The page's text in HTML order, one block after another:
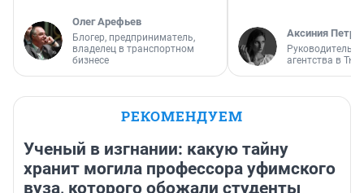
Олег Арефьев
Блогер, предприниматель,
владелец в транспортном
бизнесе
Аксиния
Руководитель
агентства в
РЕКОМЕНДУЕМ
Ученый в изгнании: какую тайну
хранит могила профессора уфимского
вуза, которого обожали студенты